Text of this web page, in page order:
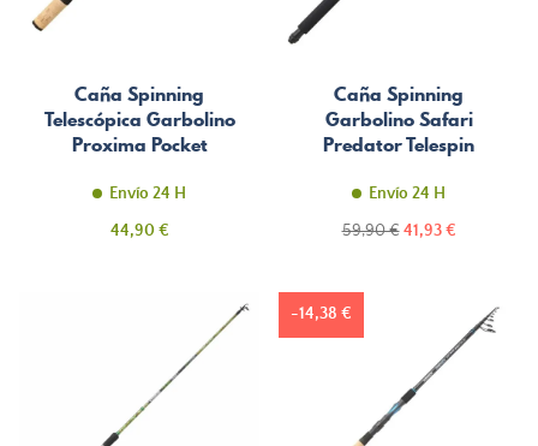
Caña Spinning
Telescópica Garbolino
Proxima Pocket
Envío 24 H
Precio
44,90 €
Caña Spinning
Garbolino Safari
Predator Telespin
Envío 24 H
Precio
59,90 € Precio
41,93 €
-14,38 €